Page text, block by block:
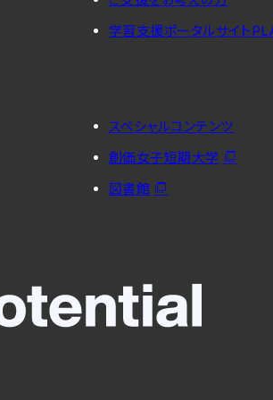
学習支援ポータルサイト
スペシャルコンテンツ
創価女子短期大学
図書館